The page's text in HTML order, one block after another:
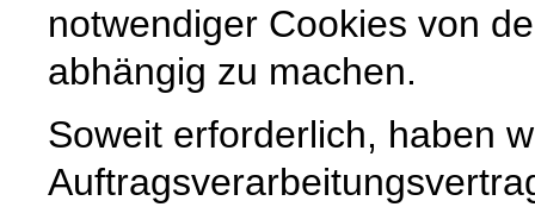
notwendiger Cookies von
abhängig zu machen.
Soweit erforderlich, haben